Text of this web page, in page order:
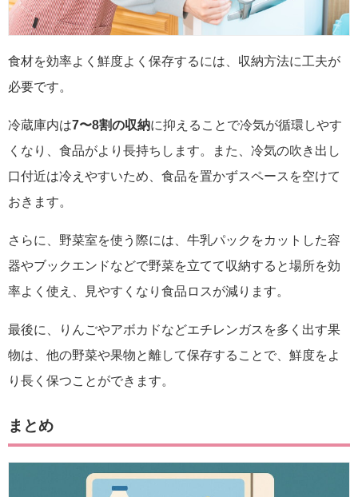
食材を効率よく鮮度よく保存するには、収納方法に工夫が
必要です。
冷蔵庫内は7〜8割の収納に抑えることで冷気が循環しやす
くなり、食品がより長持ちします。また、冷気の吹き出し
口付近は冷えやすいため、食品を置かずスペースを空けて
おきます。
さらに、野菜室を使う際には、牛乳パックをカットした容
器やブックエンドなどで野菜を立てて収納すると場所を効
率よく使え、見やすくなり食品ロスが減ります。
最後に、りんごやアボカドなどエチレンガスを多く出す果
物は、他の野菜や果物と離して保存することで、鮮度をよ
り長く保つことができます。
まとめ